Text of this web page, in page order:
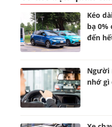
Kéo
bạ 0%
đến
Người
nhớ gì